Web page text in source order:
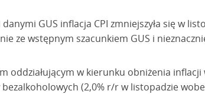
GUS inflacja CPI zmniejszyła się w
ze wstępnym szacunkiem GUS i
oddziałującym w kierunku obniżenia
(2,0% r/r w listopadzie